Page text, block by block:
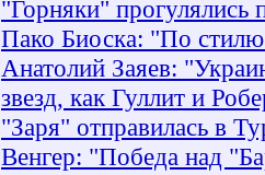
"Горняки"
Пако Биоска: "По
Анатолий Заяев:
звезд, как Гуллит и
"Заря" отправилась в
Венгер: "Победа над